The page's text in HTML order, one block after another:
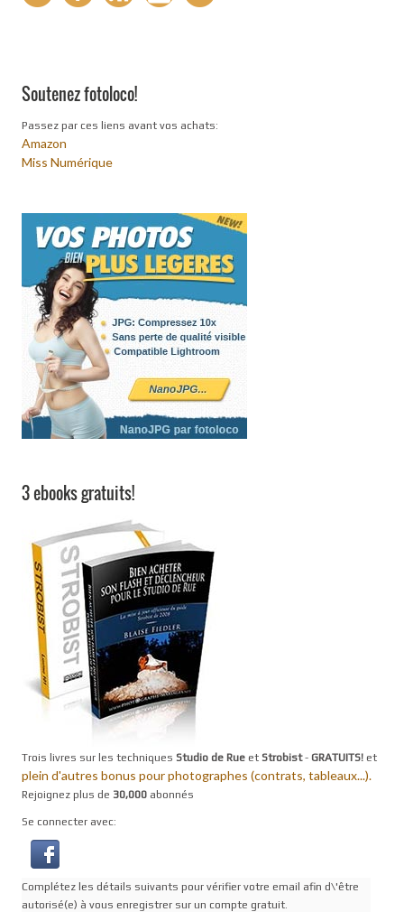
Soutenez fotoloco!
Passez par ces liens avant vos achats:
Amazon
Miss Numérique
3 ebooks gratuits!
Trois livres sur les techniques Studio de Rue et Strobist- GRATUITS! et
plein d'autres bonus pour photographes (contrats, tableaux...).
Rejoignez plus de 30,000 abonnés
Se connecter avec:
Complétez les détails suivants pour vérifier votre email afin d\'être
autorisé(e) à vous enregistrer sur un compte gratuit.